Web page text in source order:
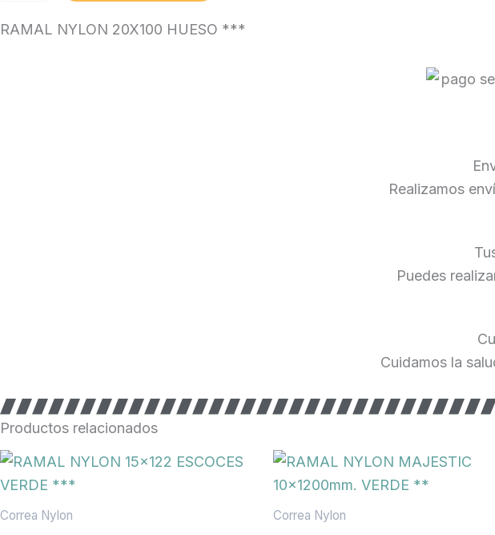
HUESO
RAMAL NYLON 20X100 HUESO ***
Realizamos
Puedes
Cuidamos la
Productos relacionados
Correa Nylon Correa Nylon